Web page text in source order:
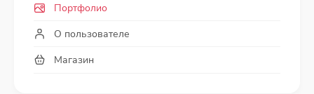
Портфолио
О пользователе
Магазин